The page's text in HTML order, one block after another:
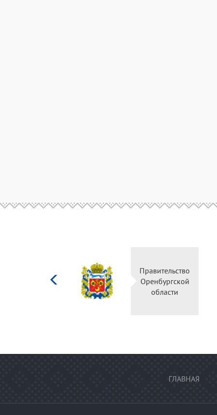
культуры
Российской
Правительство
Оренбургской
области
ГЛАВНАЯ